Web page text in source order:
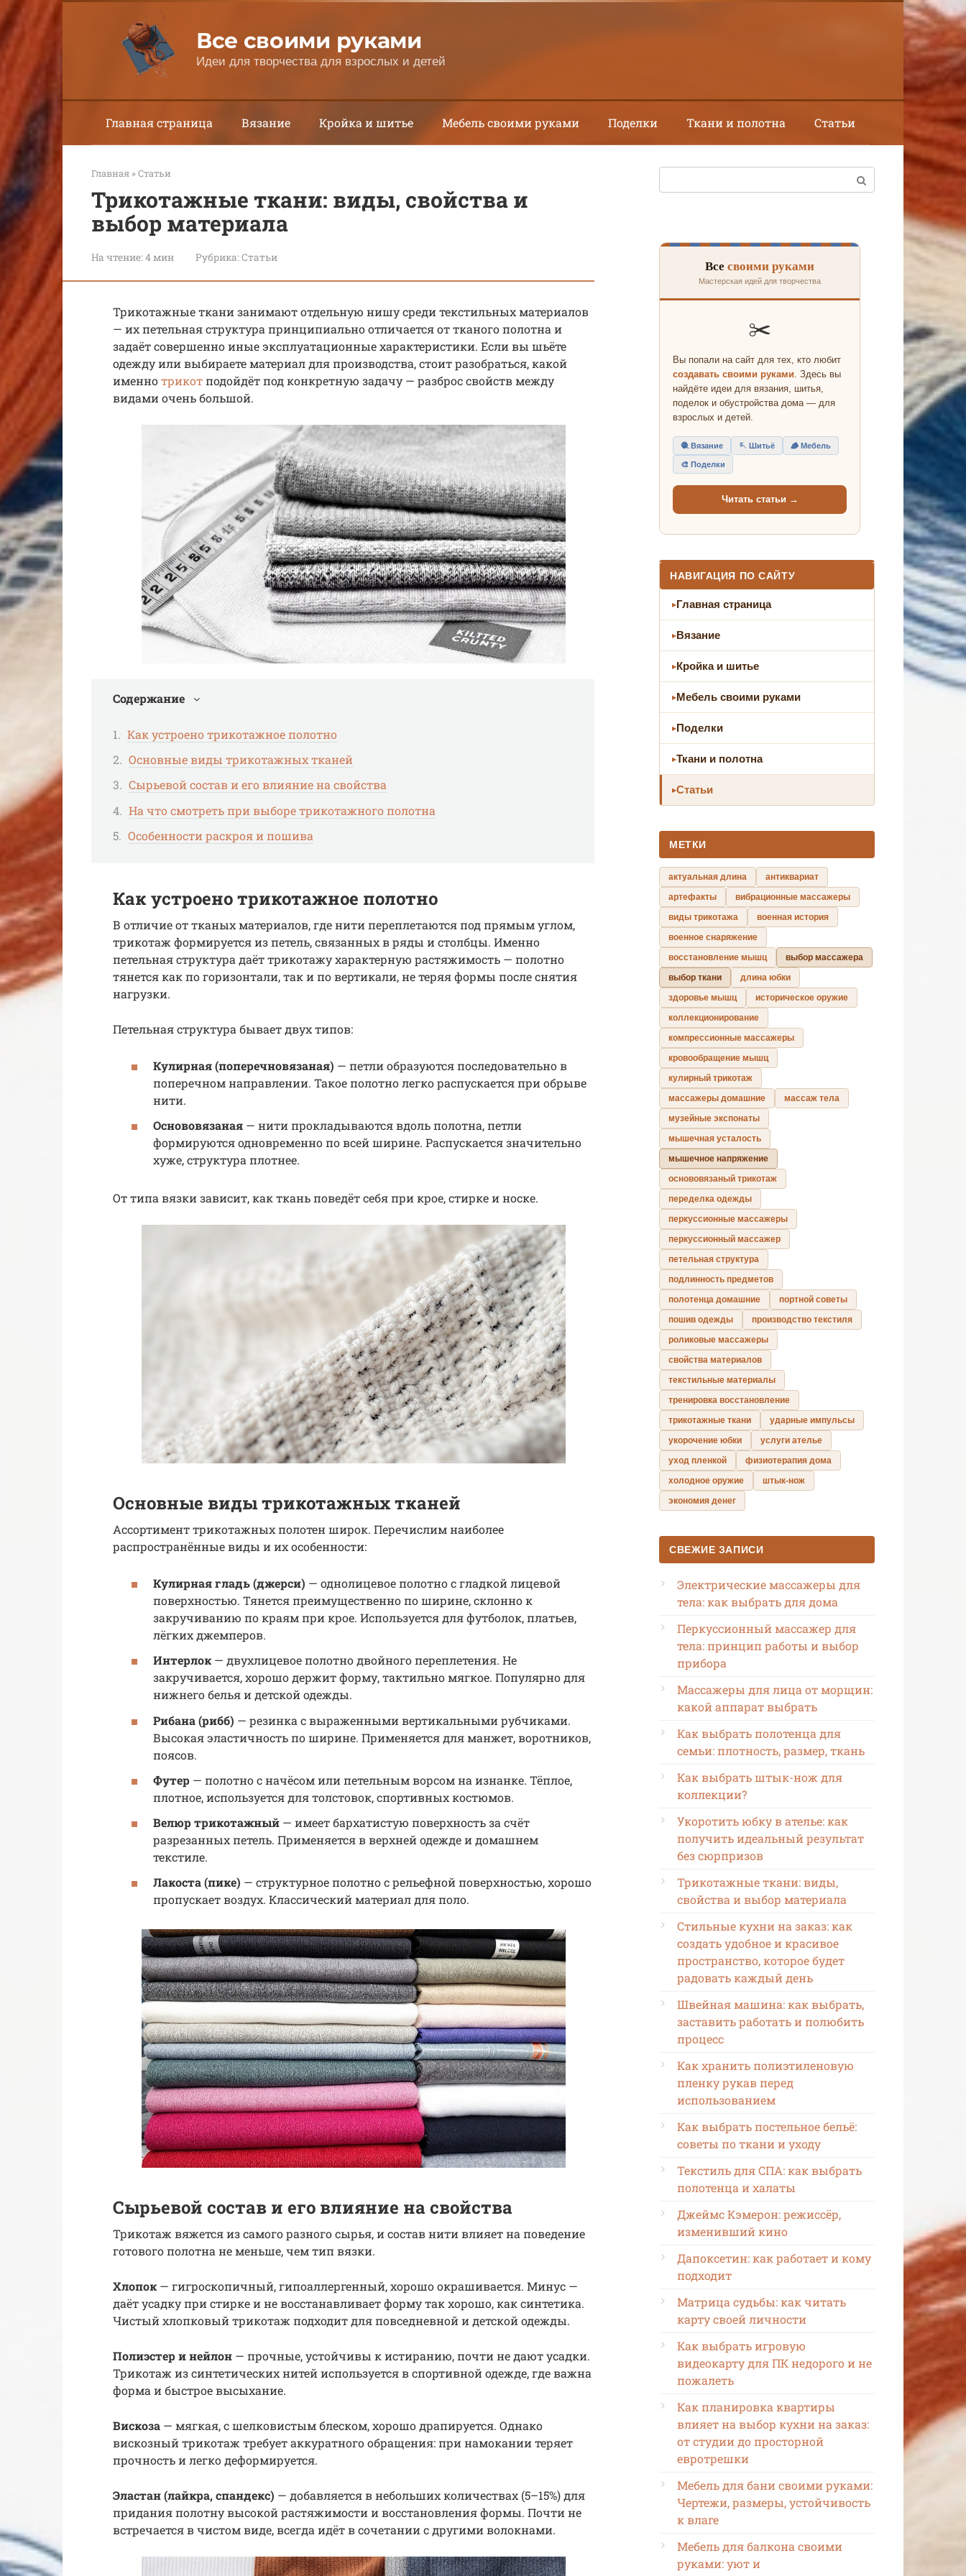
Перейти
к
контенту
Все своими руками
Идеи для творчества для взрослых и детей
Главная страница Вязание Кройка и шитье Мебель своими руками Поделки Ткани и полотна Статьи
Главная »Статьи
Трикотажные ткани: виды, свойства и
выбор материала
На чтение:4 мин Рубрика:Статьи
Трикотажные ткани занимают отдельную нишу среди текстильных материалов
— их петельная структура принципиально отличается от тканого полотна и
задаёт совершенно иные эксплуатационные характеристики. Если вы шьёте
одежду или выбираете материал для производства, стоит разобраться, какой
именнотрикотподойдёт под конкретную задачу — разброс свойств между
видами очень большой.
Содержание
Как устроено трикотажное полотно
Основные виды трикотажных тканей
Сырьевой состав и его влияние на свойства
На что смотреть при выборе трикотажного полотна
Особенности раскроя и пошива
Как устроено трикотажное полотно
В отличие от тканых материалов, где нити переплетаются под прямым углом,
трикотаж формируется из петель, связанных в ряды и столбцы. Именно
петельная структура даёт трикотажу характерную растяжимость — полотно
тянется как по горизонтали, так и по вертикали, не теряя формы после снятия
нагрузки.
Петельная структура бывает двух типов:
Кулирная (поперечновязаная) — петли образуются последовательно в
поперечном направлении. Такое полотно легко распускается при обрыве
нити.
Основовязаная — нити прокладываются вдоль полотна, петли
формируются одновременно по всей ширине. Распускается значительно
хуже, структура плотнее.
От типа вязки зависит, как ткань поведёт себя при крое, стирке и носке.
Основные виды трикотажных тканей
Ассортимент трикотажных полотен широк. Перечислим наиболее
распространённые виды и их особенности:
Кулирная гладь (джерси) — однолицевое полотно с гладкой лицевой
поверхностью. Тянется преимущественно по ширине, склонно к
закручиванию по краям при крое. Используется для футболок, платьев,
лёгких джемперов.
Интерлок — двухлицевое полотно двойного переплетения. Не
закручивается, хорошо держит форму, тактильно мягкое. Популярно для
нижнего белья и детской одежды.
Рибана (рибб) — резинка с выраженными вертикальными рубчиками.
Высокая эластичность по ширине. Применяется для манжет, воротников,
поясов.
Футер — полотно с начёсом или петельным ворсом на изнанке. Тёплое,
плотное, используется для толстовок, спортивных костюмов.
Велюр трикотажный — имеет бархатистую поверхность за счёт
разрезанных петель. Применяется в верхней одежде и домашнем
текстиле.
Лакоста (пике) — структурное полотно с рельефной поверхностью, хорошо
пропускает воздух. Классический материал для поло.
Сырьевой состав и его влияние на свойства
Трикотаж вяжется из самого разного сырья, и состав нити влияет на поведение
готового полотна не меньше, чем тип вязки.
Хлопок — гигроскопичный, гипоаллергенный, хорошо окрашивается. Минус —
даёт усадку при стирке и не восстанавливает форму так хорошо, как синтетика.
Чистый хлопковый трикотаж подходит для повседневной и детской одежды.
Полиэстер и нейлон — прочные, устойчивы к истиранию, почти не дают усадки.
Трикотаж из синтетических нитей используется в спортивной одежде, где важна
форма и быстрое высыхание.
Вискоза — мягкая, с шелковистым блеском, хорошо драпируется. Однако
вискозный трикотаж требует аккуратного обращения: при намокании теряет
прочность и легко деформируется.
Эластан (лайкра, спандекс) — добавляется в небольших количествах (5–15%) для
придания полотну высокой растяжимости и восстановления формы. Почти не
встречается в чистом виде, всегда идёт в сочетании с другими волокнами.
Все своими руками
Мастерская идей для творчества
✂️
Вы попали на сайт для тех, кто любит
создавать своими руками. Здесь вы
найдёте идеи для вязания, шитья,
поделок и обустройства дома — для
взрослых и детей.
🧶 Вязание 🪡 Шитьё 🪵 Мебель
🎨 Поделки
Читать статьи →
НАВИГАЦИЯ ПО САЙТУ
Главная страница
Вязание
Кройка и шитье
Мебель своими руками
Поделки
Ткани и полотна
Статьи
МЕТКИ
актуальная длина
антиквариат
артефакты
вибрационные массажеры
виды трикотажа
военная история
военное снаряжение
восстановление мышц
выбор массажера
выбор ткани
длина юбки
здоровье мышц
историческое оружие
коллекционирование
компрессионные массажеры
кровообращение мышц
кулирный трикотаж
массажеры домашние
массаж тела
музейные экспонаты
мышечная усталость
мышечное напряжение
основовязаный трикотаж
переделка одежды
перкуссионные массажеры
перкуссионный массажер
петельная структура
подлинность предметов
полотенца домашние
портной советы
пошив одежды
производство текстиля
роликовые массажеры
свойства материалов
текстильные материалы
тренировка восстановление
трикотажные ткани
ударные импульсы
укорочение юбки
услуги ателье
уход пленкой
физиотерапия дома
холодное оружие
штык-нож
экономия денег
СВЕЖИЕ ЗАПИСИ
Электрические массажеры для
тела: как выбрать для дома
Перкуссионный массажер для
тела: принцип работы и выбор
прибора
Массажеры для лица от морщин:
какой аппарат выбрать
Как выбрать полотенца для
семьи: плотность, размер, ткань
Как выбрать штык-нож для
коллекции?
Укоротить юбку в ателье: как
получить идеальный результат
без сюрпризов
Трикотажные ткани: виды,
свойства и выбор материала
Стильные кухни на заказ: как
создать удобное и красивое
пространство, которое будет
радовать каждый день
Швейная машина: как выбрать,
заставить работать и полюбить
процесс
Как хранить полиэтиленовую
пленку рукав перед
использованием
Как выбрать постельное бельё:
советы по ткани и уходу
Текстиль для СПА: как выбрать
полотенца и халаты
Джеймс Кэмерон: режиссёр,
изменивший кино
Дапоксетин: как работает и кому
подходит
Матрица судьбы: как читать
карту своей личности
Как выбрать игровую
видеокарту для ПК недорого и не
пожалеть
Как планировка квартиры
влияет на выбор кухни на заказ:
от студии до просторной
евротрешки
Мебель для бани своими руками:
Чертежи, размеры, устойчивость
к влаге
Мебель для балкона своими
руками: уют и